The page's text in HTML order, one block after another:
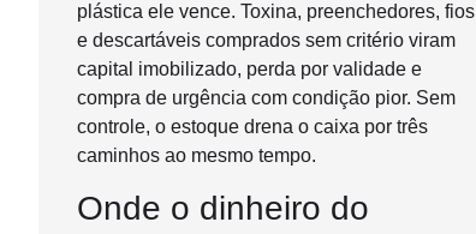
plástica ele vence. Toxina, preenchedores, fios
e descartáveis comprados sem critério viram
capital imobilizado, perda por validade e
compra de urgência com condição pior. Sem
controle, o estoque drena o caixa por três
caminhos ao mesmo tempo.
Onde o dinheiro do